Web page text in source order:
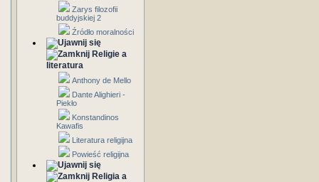
Zarys filozofii
buddyjskiej 2
Źródło moralności
Religie a
literatura
Anthony de Mello
Dante Alighieri -
Piekło
Konstandinos
Kawafis
Literatura religijna
Powieść religijna
Religia a